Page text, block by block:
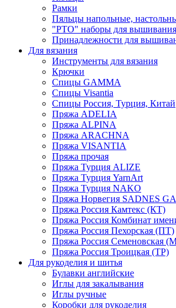
Рамки
Пяльцы напольные,
"РТО" наборы для вышивания
Принадлежности для
Для вязания
Инструменты для вязания
Крючки
Спицы GAMMA
Спицы Visantia
Спицы Россия, Турция, Китай
Пряжа ADELIA
Пряжа ALPINA
Пряжа ARACHNA
Пряжа VISANTIA
Пряжа прочая
Пряжа Турция ALIZE
Пряжа Турция YarnArt
Пряжа Турция NAKO
Пряжа Норвегия SADNES
Пряжа Россия Камтекс (КТ)
Пряжа Россия Комбинат
Пряжа Россия Пехорская (ПТ)
Пряжа Россия Семеновская
Пряжа Россия Троицкая (ТР)
Для рукоделия и шитья
Булавки английские
Иглы для закалывания
Иглы ручные
Коробки для рукоделия